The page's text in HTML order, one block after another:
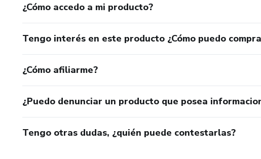
¿Cómo accedo a mi producto?
Tengo interés en este producto ¿Cómo puedo
¿Cómo afiliarme?
¿Puedo denunciar un producto que posea
Tengo otras dudas, ¿quién puede contestarlas?